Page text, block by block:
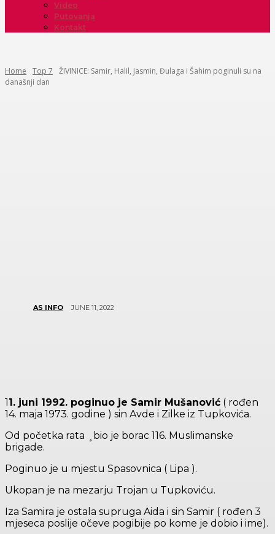
Video
Putovanja
Kontakt
Home Top 7
ŽIVINICE: Samir, Halil, Jasmin, Đulaga i Šahim poginuli su na
današnji dan
AS INFO JUNE 11, 2022
11. juni 1992. poginuo je Samir Mušanović ( rođen
14. maja 1973. godine ) sin Avde i Zilke iz Tupkovića.
Od početka rata ¸bio je borac 116. Muslimanske
brigade.
Poginuo je u mjestu Spasovnica ( Lipa ).
Ukopan je na mezarju Trojan u Tupkoviću.
Iza Samira je ostala supruga Aida i sin Samir ( rođen 3
mjeseca poslije očeve pogibije po kome je dobio i ime).